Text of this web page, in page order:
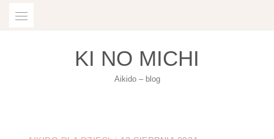
KI NO MICHI
Aikido – blog